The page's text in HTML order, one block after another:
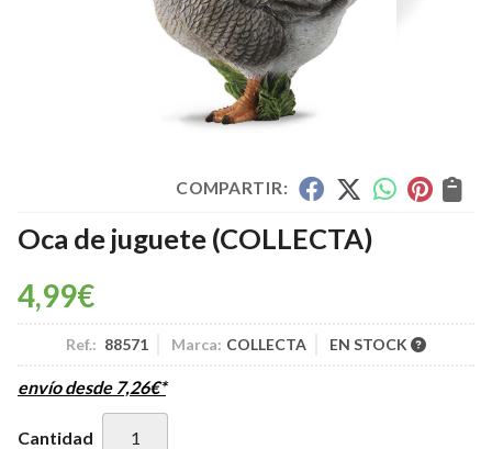
COMPARTIR:
Oca de juguete (COLLECTA)
4,99€
Ref.: 88571 Marca: COLLECTA EN STOCK
envío desde 7,26€*
Cantidad